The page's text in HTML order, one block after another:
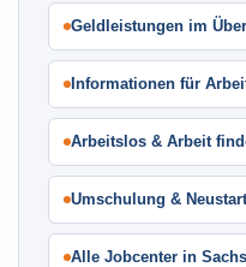
Geldleistungen im
Informationen für
Arbeitslos & Arbeit
Umschulung & Neustart
Alle Jobcenter in